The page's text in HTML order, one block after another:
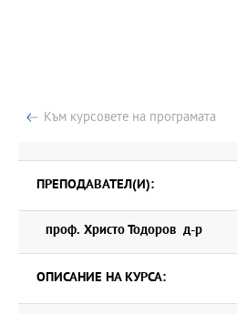
Към курсовете на програмата
ПРЕПОДАВАТЕЛ(И):
проф. Христо Тодоров д-р
ОПИСАНИЕ НА КУРСА: